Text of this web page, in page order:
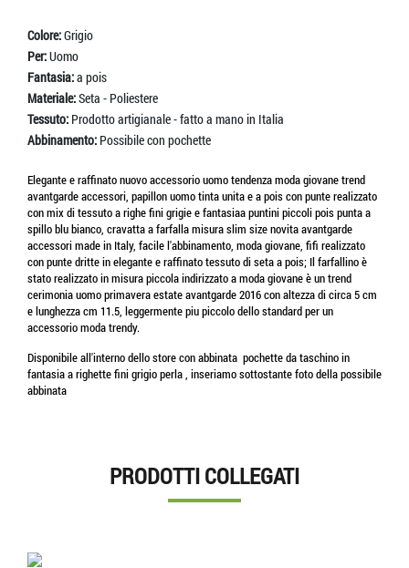
Colore:Grigio
Per:Uomo
Fantasia:a pois
Materiale:Seta - Poliestere
Tessuto: Prodotto artigianale - fatto a mano in Italia
Abbinamento: Possibile con pochette
Elegante e raffinato nuovo accessorio uomo tendenza moda giovane trend
avantgarde accessori, papillon uomo tinta unita e a pois con punte realizzato
con mix di tessuto a righe fini grigie e fantasiaa puntini piccoli pois punta a
spillo blu bianco, cravatta a farfalla misura slim size novita avantgarde
accessori made in Italy, facile l'abbinamento, moda giovane, fifi realizzato
con punte dritte in elegante e raffinato tessuto di seta a pois; Il farfallino è
stato realizzato in misura piccola indirizzato a moda giovane è un trend
cerimonia uomo primavera estate avantgarde 2016 con altezza di circa 5 cm
e lunghezza cm 11.5, leggermente piu piccolo dello standard per un
accessorio moda trendy.
Disponibile all'interno dello store con abbinata pochette da taschino in
fantasia a righette fini grigio perla , inseriamo sottostante foto della possibile
abbinata
PRODOTTI COLLEGATI